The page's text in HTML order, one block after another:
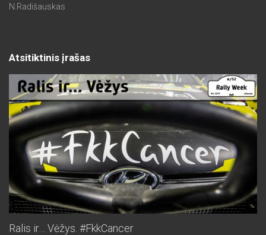
N.Radišauskas
Atsitiktinis įrašas
Ralis ir… Vėžys. #FkkCancer